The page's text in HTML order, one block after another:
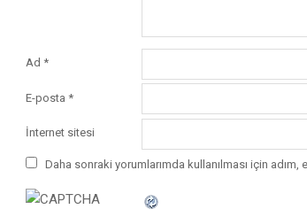
Ad *
E-posta *
İnternet sitesi
Daha sonraki yorumlarımda kullanılması için